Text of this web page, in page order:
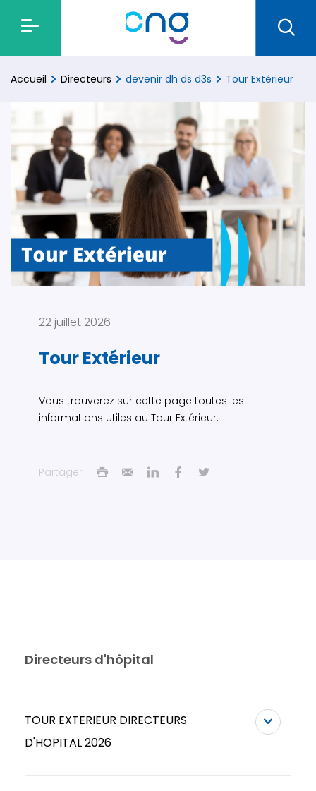
Accueil Directeurs devenir dh ds d3s Tour Extérieur
22 juillet 2026
Tour Extérieur
Vous trouverez sur cette page toutes les
informations utiles au Tour Extérieur.
Partager
Directeurs d'hôpital
TOUR EXTERIEUR DIRECTEURS
D'HOPITAL 2026